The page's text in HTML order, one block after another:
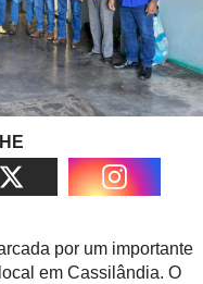
por um importante
em Cassilândia. O